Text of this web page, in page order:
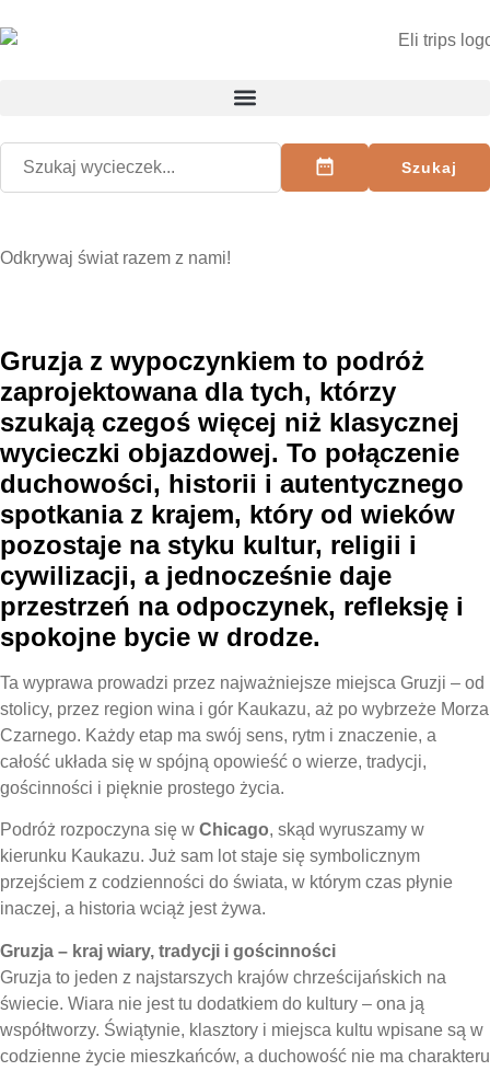
Szukaj
Odkrywaj świat razem z nami!
Gruzja z wypoczynkiem to podróż
zaprojektowana dla tych, którzy
szukają czegoś więcej niż klasycznej
wycieczki objazdowej. To połączenie
duchowości, historii i autentycznego
spotkania z krajem, który od wieków
pozostaje na styku kultur, religii i
cywilizacji, a jednocześnie daje
przestrzeń na odpoczynek, refleksję i
spokojne bycie w drodze.
Ta wyprawa prowadzi przez najważniejsze miejsca Gruzji – od
stolicy, przez region wina i gór Kaukazu, aż po wybrzeże Morza
Czarnego. Każdy etap ma swój sens, rytm i znaczenie, a
całość układa się w spójną opowieść o wierze, tradycji,
gościnności i pięknie prostego życia.
Podróż rozpoczyna się w Chicago, skąd wyruszamy w
kierunku Kaukazu. Już sam lot staje się symbolicznym
przejściem z codzienności do świata, w którym czas płynie
inaczej, a historia wciąż jest żywa.
Gruzja – kraj wiary, tradycji i gościnności
Gruzja to jeden z najstarszych krajów chrześcijańskich na
świecie. Wiara nie jest tu dodatkiem do kultury – ona ją
współtworzy. Świątynie, klasztory i miejsca kultu wpisane są w
codzienne życie mieszkańców, a duchowość nie ma charakteru